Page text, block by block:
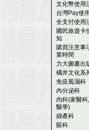
文化幣使用
台灣Pay使
全支付使用
國民旅遊卡
知
購買注意事
業時間
力大圖書出
橘井文化系
免疫風濕科
內分泌科
內科(家醫
醫學)
婦產科
眼科